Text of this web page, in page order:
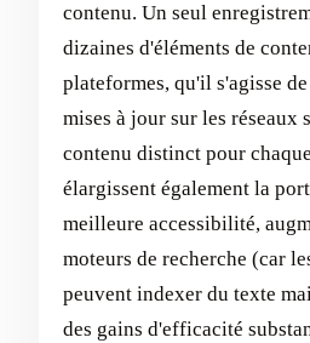
contenu. Un seul
dizaines d'éléments de
plateformes, qu'il s'agisse
mises à jour sur les réseaux
contenu distinct pour
élargissent également la
meilleure accessibilité,
moteurs de recherche (car
peuvent indexer du texte
des gains d'efficacité